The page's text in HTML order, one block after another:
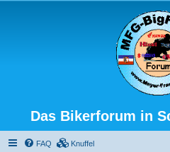
Das Bikerforum in
FAQ Knuffel